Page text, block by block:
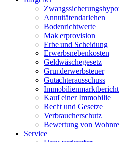
Annuitätendarlehen
Bodenrichtwerte
Maklerprovision
Erbe und Scheidung
Erwerbsnebenkosten
Geldwäschegesetz
Grunderwerbsteuer
Gutachterausschuss
Immobilienmarktbericht
Kauf einer Immobilie
Recht und Gesetze
Verbraucherschutz
Bewertung von
Service